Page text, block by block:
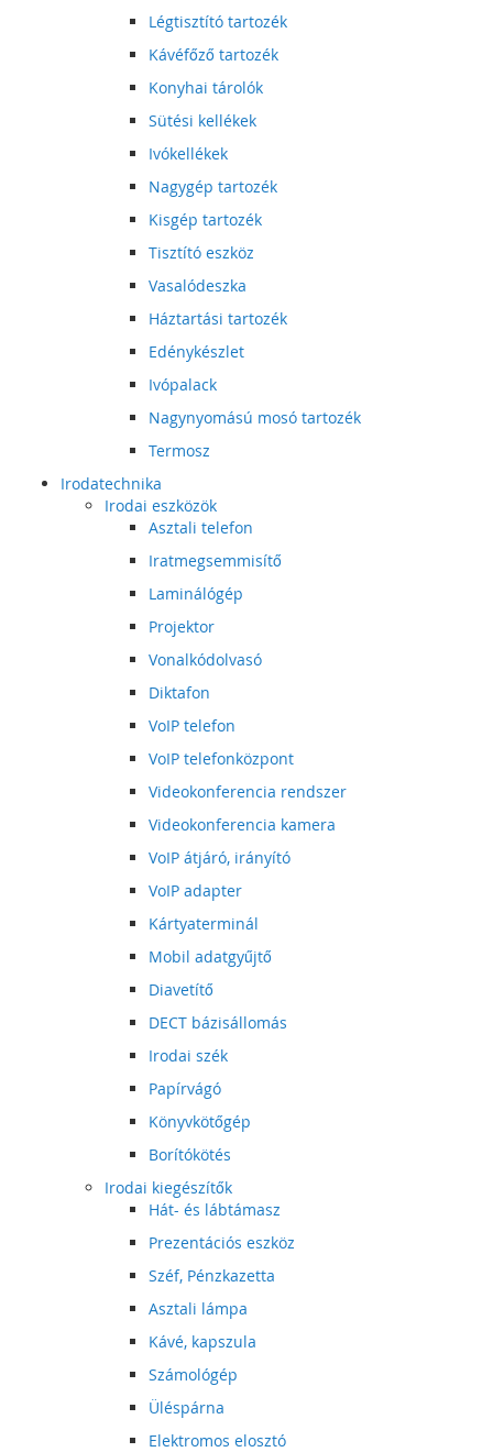
Légtisztító tartozék
Kávéfőző tartozék
Konyhai tárolók
Sütési kellékek
Ivókellékek
Nagygép tartozék
Kisgép tartozék
Tisztító eszköz
Vasalódeszka
Háztartási tartozék
Edénykészlet
Ivópalack
Nagynyomású mosó tartozék
Termosz
Irodatechnika
Irodai eszközök
Asztali telefon
Iratmegsemmisítő
Laminálógép
Projektor
Vonalkódolvasó
Diktafon
VoIP telefon
VoIP telefonközpont
Videokonferencia rendszer
Videokonferencia kamera
VoIP átjáró, irányító
VoIP adapter
Kártyaterminál
Mobil adatgyűjtő
Diavetítő
DECT bázisállomás
Irodai szék
Papírvágó
Könyvkötőgép
Borítókötés
Irodai kiegészítők
Hát- és lábtámasz
Prezentációs eszköz
Széf, Pénzkazetta
Asztali lámpa
Kávé, kapszula
Számológép
Üléspárna
Elektromos elosztó